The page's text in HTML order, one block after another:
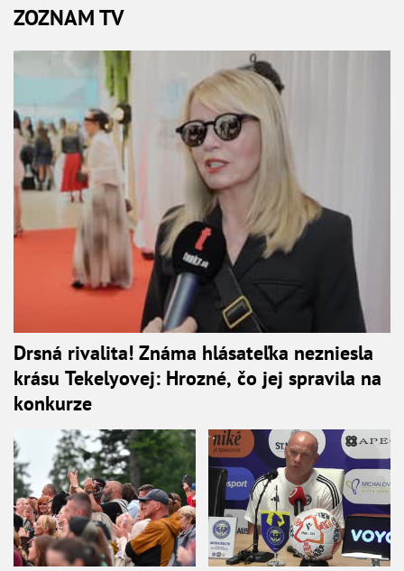
ZOZNAM TV
Drsná rivalita! Známa hlásateľka nezniesla
krásu Tekelyovej: Hrozné, čo jej spravila na
konkurze